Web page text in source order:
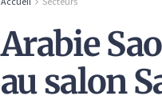
Arabie
au salon